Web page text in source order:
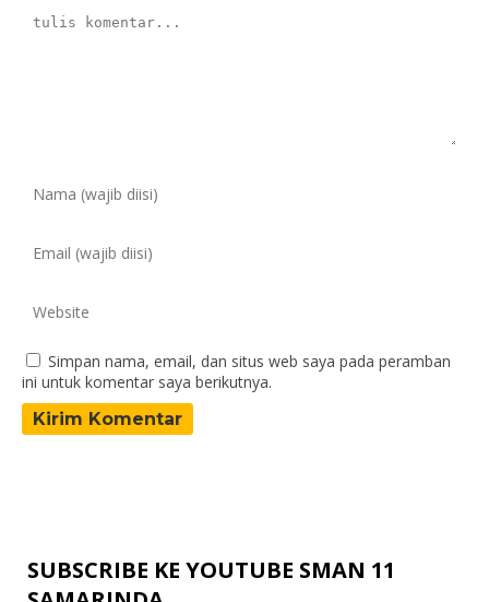
Simpan nama, email, dan situs web saya pada peramban
ini untuk komentar saya berikutnya.
SUBSCRIBE KE YOUTUBE SMAN 11